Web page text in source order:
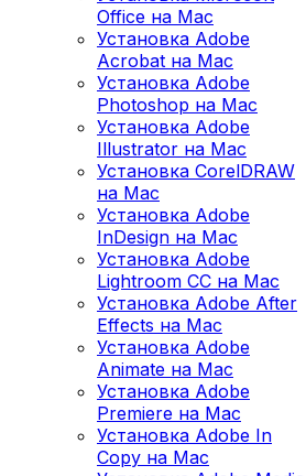
Office на Mac
Установка Adobe
Acrobat на Mac
Установка Adobe
Photoshop на Mac
Установка Adobe
Illustrator на Mac
Установка CorelDRAW
на Mac
Установка Adobe
InDesign на Mac
Установка Adobe
Lightroom CC на Mac
Установка Adobe After
Effects на Mac
Установка Adobe
Animate на Mac
Установка Adobe
Premiere на Mac
Установка Adobe In
Copy на Mac